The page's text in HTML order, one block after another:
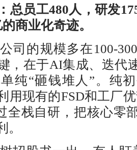
总员工480人，研发
商业化奇迹。
的规模多在100-
，在于AI集成、迭代
纯“砸钱堆人”。纯
用现有的FSD和工厂
全栈自研，把核心零